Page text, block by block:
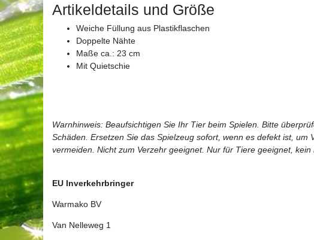
Artikeldetails und Größe
Weiche Füllung aus Plastikflaschen
Doppelte Nähte
Maße ca.: 23 cm
Mit Quietschie
Warnhinweis: Beaufsichtigen Sie Ihr Tier beim Spielen. Bitte
Schäden. Ersetzen Sie das Spielzeug sofort, wenn es defekt ist, um
vermeiden. Nicht zum Verzehr geeignet. Nur für Tiere geeignet, kein
EU Inverkehrbringer
Warmako BV
Van Nelleweg 1